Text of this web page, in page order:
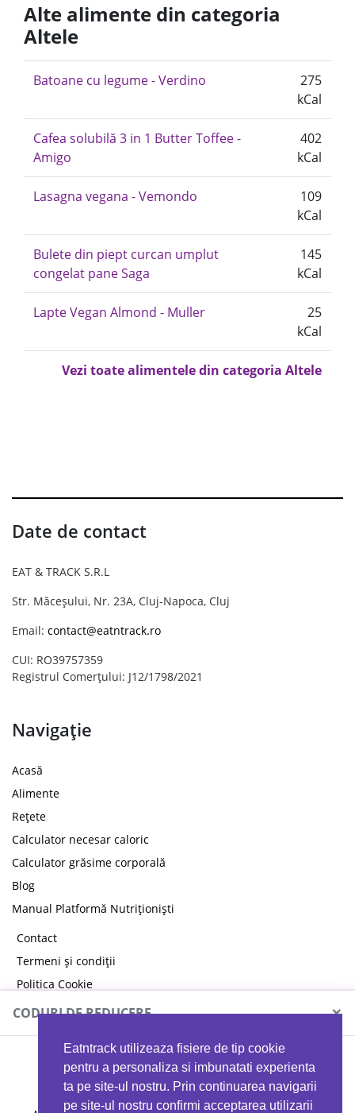
Eatntrack utilizeaza fisiere de tip cookie
pentru a personaliza si imbunatati experienta
ta pe site-ul nostru. Prin continuarea navigarii
pe site-ul nostru confirmi acceptarea utilizarii
Alte alimente din categoria
Altele
Batoane cu legume - Verdino
275
kCal
Cafea solubilă 3 in 1 Butter Toffee -
Amigo
402
kCal
Lasagna vegana - Vemondo
109
kCal
Bulete din piept curcan umplut
congelat pane Saga
145
kCal
Lapte Vegan Almond - Muller
25
kCal
Vezi toate alimentele din categoria Altele
Date de contact
EAT & TRACK S.R.L
Str. Măceșului, Nr. 23A, Cluj-Napoca, Cluj
Email: contact@eatntrack.ro
CUI: RO39757359
Registrul Comerțului: J12/1798/2021
Navigație
Acasă
Alimente
Rețete
Calculator necesar caloric
Calculator grăsime corporală
Blog
Manual Platformă Nutriționiști
Contact
Termeni și condiții
Politica Cookie
Politica de confidențialitate
CODURI DE REDUCERE ×
MYPROTEIN